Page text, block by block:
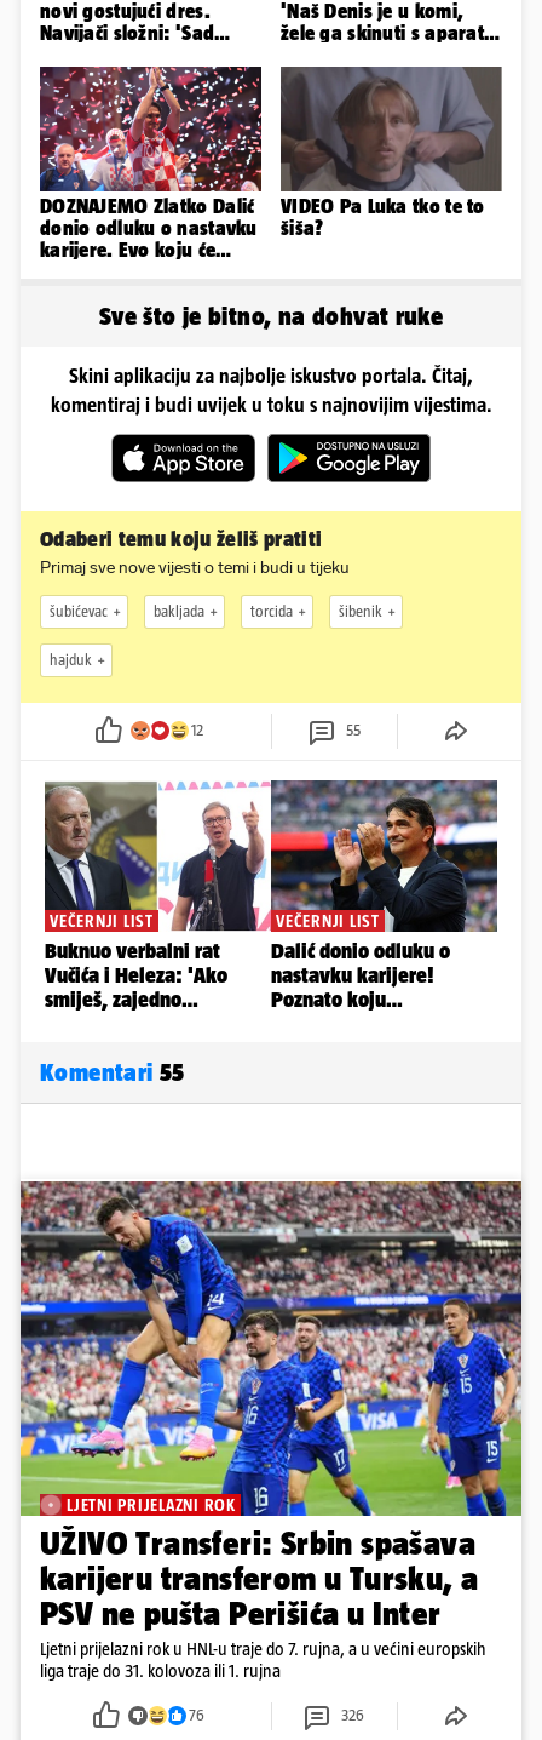
novi gostujući dres.
Navijači složni: 'Sad
'Naš Denis je u komi,
žele ga skinuti s aparata!
DOZNAJEMO Zlatko Dalić
donio odluku o nastavku
karijere. Evo koju će
VIDEO Pa Luka tko te to
šiša?
Sve što je bitno, na dohvat ruke
Skini aplikaciju za najbolje iskustvo portala. Čitaj,
komentiraj i budi uvijek u toku s najnovijim vijestima.
Odaberi temu koju želiš pratiti
Primaj sve nove vijesti o temi i budi u tijeku
šubićevac bakljada torcida šibenik
hajduk
12 55
Komentari 55
LJETNI PRIJELAZNI ROK
UŽIVO Transferi: Srbin spašava
karijeru transferom u Tursku, a
PSV ne pušta Perišića u Inter
Ljetni prijelazni rok u HNL-u traje do 7. rujna, a u većini europskih
liga traje do 31. kolovoza ili 1. rujna
76 326